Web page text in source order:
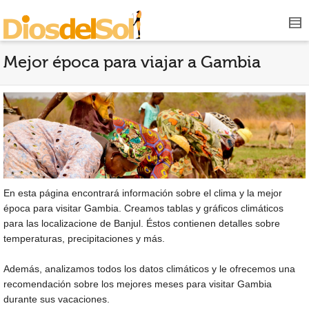
Mejor época para viajar a Gambia
En esta página encontrará información sobre el clima y la mejor
época para visitar Gambia. Creamos tablas y gráficos climáticos
para las localizacione de Banjul. Éstos contienen detalles sobre
temperaturas, precipitaciones y más.
Además, analizamos todos los datos climáticos y le ofrecemos una
recomendación sobre los mejores meses para visitar Gambia
durante sus vacaciones.